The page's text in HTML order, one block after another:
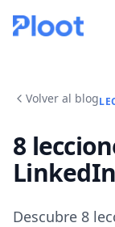
Volver al blog
8
Descubre 8